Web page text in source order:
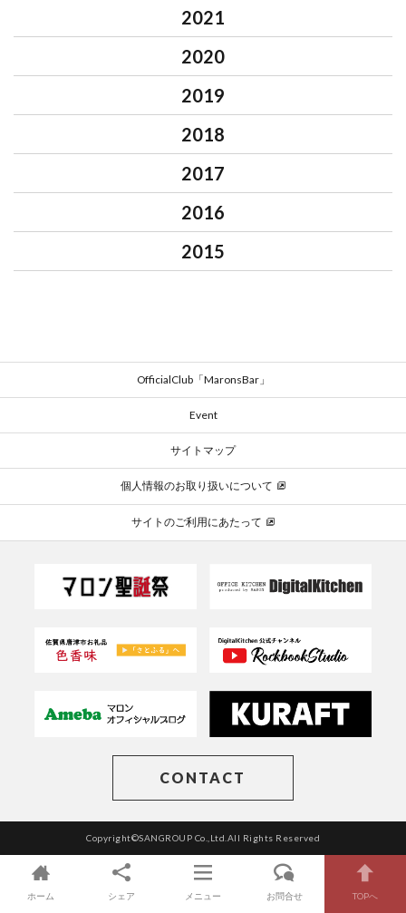
2021
2020
2019
2018
2017
2016
2015
OfficialClub「MaronsBar」
Event
サイトマップ
個人情報のお取り扱いについて
サイトのご利用にあたって
CONTACT
Copyright©SANGROUP Co.,Ltd.All Rights Reserved
ホーム シェア メニュー お問合せ TOPへ